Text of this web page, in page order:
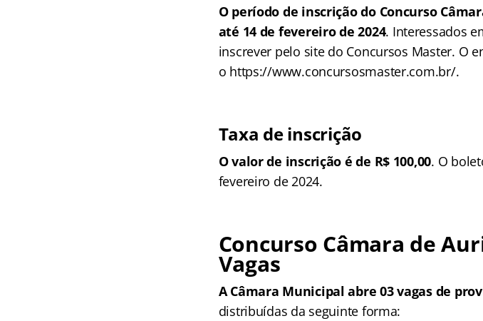
O período de inscrição do Concurso
até 14 de fevereiro de 2024. Interessados
inscrever pelo site do Concursos Master. O
o https://www.concursosmaster.com.br/.
Taxa de inscrição
O valor de inscrição é de R$ 100,00. O
fevereiro de 2024.
Concurso Câmara de
Vagas
A Câmara Municipal abre 03 vagas de
distribuídas da seguinte forma: